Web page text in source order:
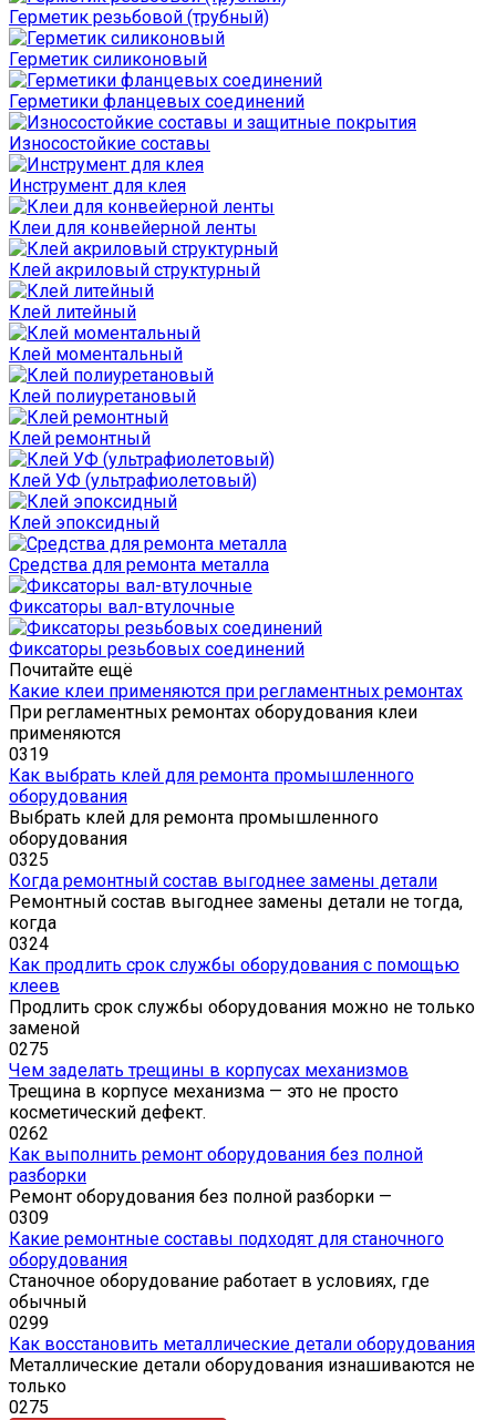
Герметик резьбовой (трубный)
Герметик силиконовый
Герметики фланцевых соединений
Износостойкие составы
Инструмент для клея
Клеи для конвейерной ленты
Клей акриловый структурный
Клей литейный
Клей моментальный
Клей полиуретановый
Клей ремонтный
Клей УФ (ультрафиолетовый)
Клей эпоксидный
Средства для ремонта металла
Фиксаторы вал-втулочные
Фиксаторы резьбовых соединений
Почитайте ещё
Какие клеи применяются при регламентных ремонтах
При регламентных ремонтах оборудования клеи
применяются
0319
Как выбрать клей для ремонта промышленного
оборудования
Выбрать клей для ремонта промышленного
оборудования
0325
Когда ремонтный состав выгоднее замены детали
Ремонтный состав выгоднее замены детали не тогда,
когда
0324
Как продлить срок службы оборудования с помощью
клеев
Продлить срок службы оборудования можно не только
заменой
0275
Чем заделать трещины в корпусах механизмов
Трещина в корпусе механизма — это не просто
косметический дефект.
0262
Как выполнить ремонт оборудования без полной
разборки
Ремонт оборудования без полной разборки —
0309
Какие ремонтные составы подходят для станочного
оборудования
Станочное оборудование работает в условиях, где
обычный
0299
Как восстановить металлические детали оборудования
Металлические детали оборудования изнашиваются не
только
0275